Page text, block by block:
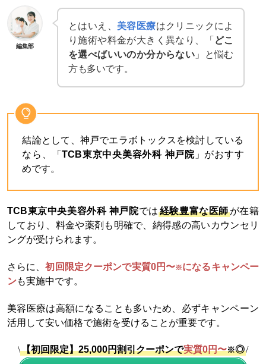
編集部
とはいえ、 美容医療はクリニックによ
り施術や料金が大きく異なり、「 どこ
を選べばいいのか分からない 」と悩む
方も多いです。
結論として、神戸でエラボトックスを検討している
なら、「TCB東京中央美容外科 神戸院」がおすす
めです。
TCB東京中央美容外科 神戸院では 経験豊富な医師が在籍
しており、料金や薬剤も明確で、納得感の高いカウンセリ
ングが受けられます。
さらに、初回限定クーポンで実質0円〜※になるキャンペー
ンも実施中です。
美容医療は高額になることも多いため、必ずキャンペーン
活用して安い価格で施術を受けることが重要です。
\【初回限定】25,000円割引クーポンで実質0円〜※◎/